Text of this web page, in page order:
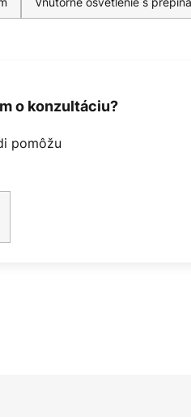
o konzultáciu?
pomôžu